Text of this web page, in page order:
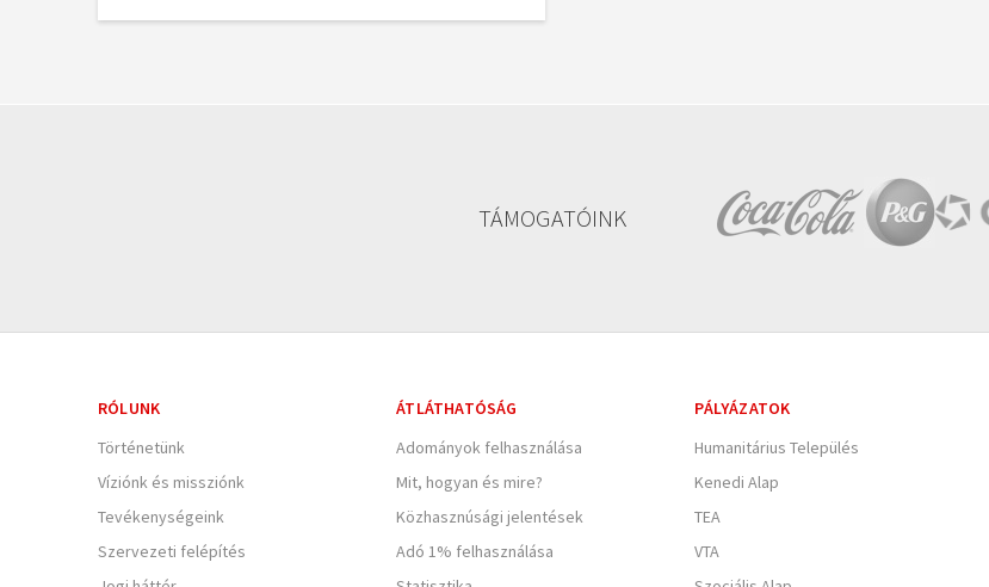
TÁMOGATÓINK
RÓLUNK
Történetünk
Víziónk és missziónk
Tevékenységeink
Szervezeti felépítés
ÁTLÁTHATÓSÁG
Adományok felhasználása
Mit, hogyan és mire?
Közhasznúsági jelentések
Adó 1% felhasználása
PÁLYÁZATOK
Humanitárius Település
Kenedi Alap
TEA
VTA